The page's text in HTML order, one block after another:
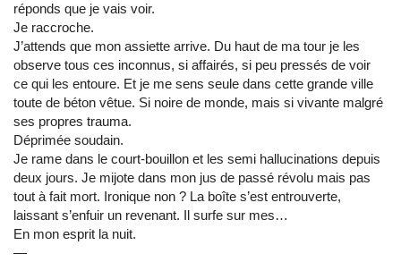
réponds que je vais voir.
Je raccroche.
J’attends que mon assiette arrive. Du haut de ma tour je les
observe tous ces inconnus, si affairés, si peu pressés de voir
ce qui les entoure. Et je me sens seule dans cette grande ville
toute de béton vêtue. Si noire de monde, mais si vivante malgré
ses propres trauma.
Déprimée soudain.
Je rame dans le court-bouillon et les semi hallucinations depuis
deux jours. Je mijote dans mon jus de passé révolu mais pas
tout à fait mort. Ironique non ? La boîte s’est entrouverte,
laissant s’enfuir un revenant. Il surfe sur mes…
En mon esprit la nuit.
―